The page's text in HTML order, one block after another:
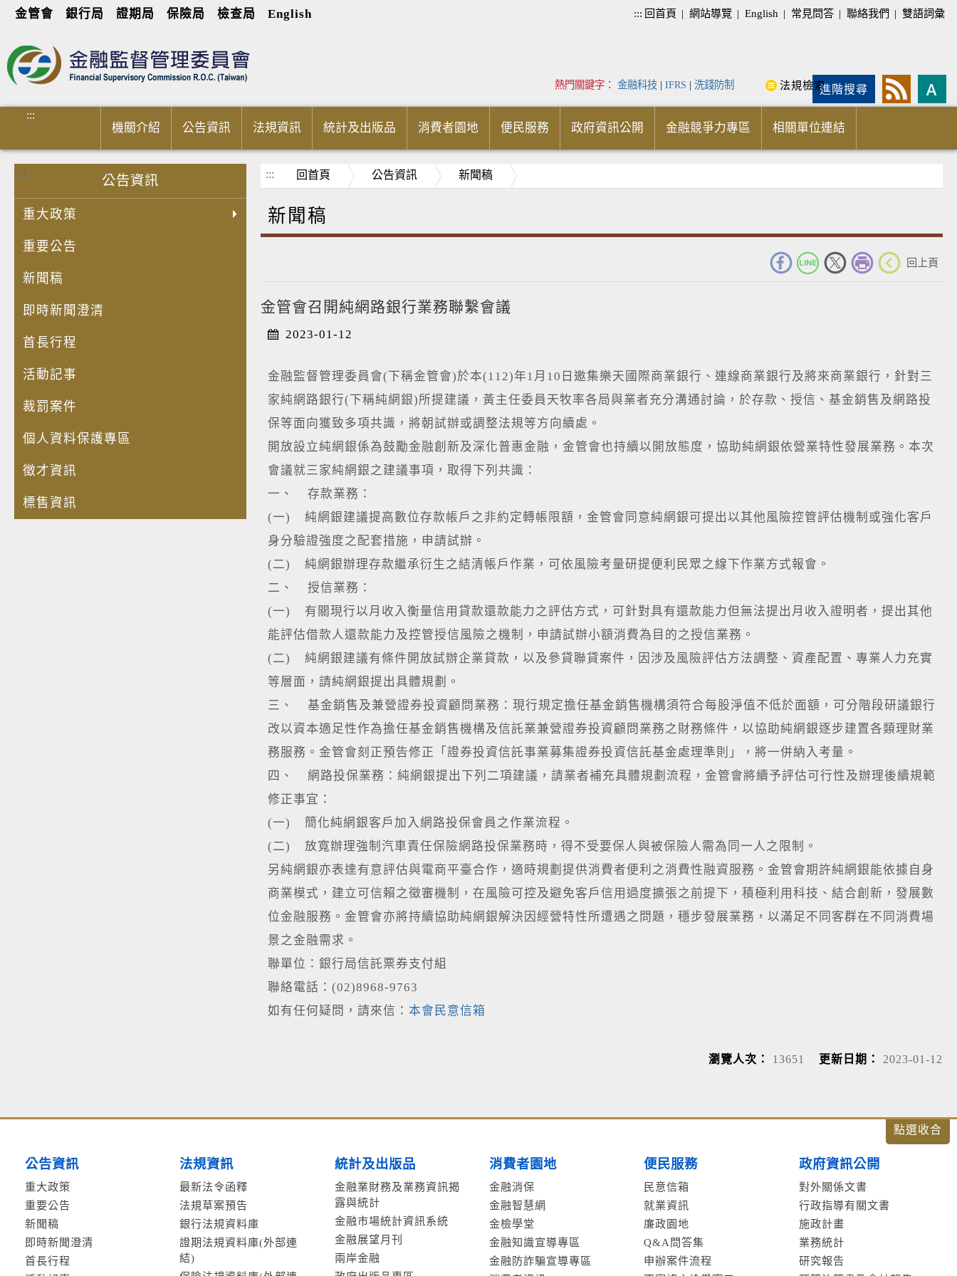
金管會 銀行局 證期局 保險局 檢查局 English ::: 回首頁 | 網站導覽 | English | 常見問答 | 聯絡我們 | 雙語詞彙
進階搜尋
熱門關鍵字： 金融科技 | IFRS | 洗錢防制 法規檢索
:::
機關介紹 公告資訊 法規資訊 統計及出版品 消費者園地 便民服務 政府資訊公開 金融競爭力專區 相關單位連結
:::
公告資訊
重大政策
重要公告
新聞稿
即時新聞澄清
首長行程
活動記事
裁罰案件
個人資料保護專區
徵才資訊
標售資訊
::: 回首頁 公告資訊 新聞稿
新聞稿
回上頁
金管會召開純網路銀行業務聯繫會議
2023-01-12
金融監督管理委員會(下稱金管會)於本(112)年1月10日邀集樂天國際商業銀行、連線商業銀行及將來商業銀行，針對三
家純網路銀行(下稱純網銀)所提建議，黃主任委員天牧率各局與業者充分溝通討論，於存款、授信、基金銷售及網路投
保等面向獲致多項共識，將朝試辦或調整法規等方向續處。
開放設立純網銀係為鼓勵金融創新及深化普惠金融，金管會也持續以開放態度，協助純網銀依營業特性發展業務。本次
會議就三家純網銀之建議事項，取得下列共識：
一、 存款業務：
(一) 純網銀建議提高數位存款帳戶之非約定轉帳限額，金管會同意純網銀可提出以其他風險控管評估機制或強化客戶
身分驗證強度之配套措施，申請試辦。
(二) 純網銀辦理存款繼承衍生之結清帳戶作業，可依風險考量研提便利民眾之線下作業方式報會。
二、 授信業務：
(一) 有關現行以月收入衡量信用貸款還款能力之評估方式，可針對具有還款能力但無法提出月收入證明者，提出其他
能評估借款人還款能力及控管授信風險之機制，申請試辦小額消費為目的之授信業務。
(二) 純網銀建議有條件開放試辦企業貸款，以及參貸聯貸案件，因涉及風險評估方法調整、資產配置、專業人力充實
等層面，請純網銀提出具體規劃。
三、 基金銷售及兼營證券投資顧問業務：現行規定擔任基金銷售機構須符合每股淨值不低於面額，可分階段研議銀行
改以資本適足性作為擔任基金銷售機構及信託業兼營證券投資顧問業務之財務條件，以協助純網銀逐步建置各類理財業
務服務。金管會刻正預告修正「證券投資信託事業募集證券投資信託基金處理準則」，將一併納入考量。
四、 網路投保業務：純網銀提出下列二項建議，請業者補充具體規劃流程，金管會將續予評估可行性及辦理後續規範
修正事宜：
(一) 簡化純網銀客戶加入網路投保會員之作業流程。
(二) 放寬辦理強制汽車責任保險網路投保業務時，得不受要保人與被保險人需為同一人之限制。
另純網銀亦表達有意評估與電商平臺合作，適時規劃提供消費者便利之消費性融資服務。金管會期許純網銀能依據自身
商業模式，建立可信賴之徵審機制，在風險可控及避免客戶信用過度擴張之前提下，積極利用科技、結合創新，發展數
位金融服務。金管會亦將持續協助純網銀解決因經營特性所遭遇之問題，穩步發展業務，以滿足不同客群在不同消費場
景之金融需求。
聯單位：銀行局信託票券支付組
聯絡電話：(02)8968-9763
如有任何疑問，請來信： 本會民意信箱
瀏覽人次： 13651 更新日期： 2023-01-12
公告資訊
重大政策
重要公告
新聞稿
即時新聞澄清
首長行程
法規資訊
最新法令函釋
法規草案預告
銀行法規資料庫
證期法規資料庫(外部連
結)
統計及出版品
金融業財務及業務資訊揭
露與統計
金融市場統計資訊系統
金融展望月刊
兩岸金融
消費者園地
金融消保
金融智慧網
金檢學堂
金融知識宣導專區
金融防詐騙宣導專區
便民服務
民意信箱
就業資訊
廉政園地
Q&A問答集
申辦案件流程
政府資訊公開
對外關係文書
行政指導有關文書
施政計畫
業務統計
研究報告